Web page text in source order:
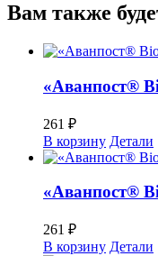
Вам также
«Аванпост®
261 ₽
В корзину Детали
«Аванпост®
261 ₽
В корзину Детали